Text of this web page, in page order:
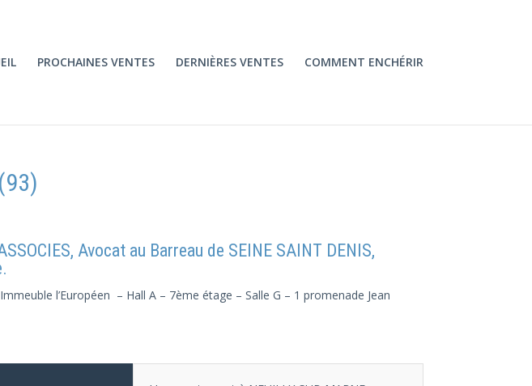
PROCHAINES VENTES DERNIÈRES VENTES COMMENT ENCHÉRIR
Avocat au Barreau de SEINE SAINT DENIS,
l’Européen – Hall A – 7ème étage – Salle G – 1 promenade Jean